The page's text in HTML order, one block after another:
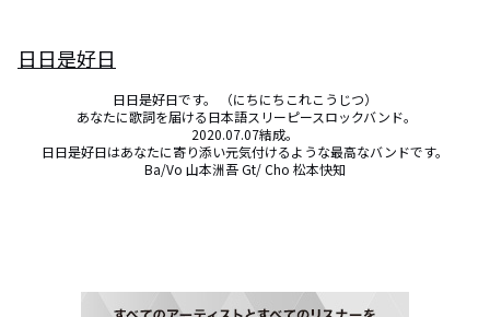
日日是好日
日日是好日です。 （にちにちこれこうじつ）
2020.07.07結成。
日日是好日はあなたに寄り添い元気付けるような最高なバンドです。
Ba/Vo 山本洲吾 Gt/ Cho 松本快知